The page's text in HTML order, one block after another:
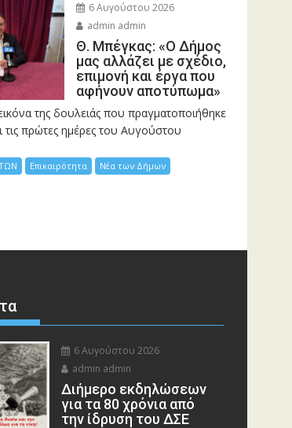
6 Αυγούστου 2026
admin admin
Θ. Μπέγκας: «Ο Δήμος
μας αλλάζει με σχέδιο,
επιμονή και έργα που
αφήνουν αποτύπωμα»
της δουλειάς που πραγματοποιήθηκε
τις πρώτες ημέρες του Αυγούστου
Επικαιρότητα Νέα των Δήμων
6 Αυγούστου 2026
admin admin
Διήμερο εκδηλώσεων
για τα 80 χρόνια από
την ίδρυση του ΔΣΕ